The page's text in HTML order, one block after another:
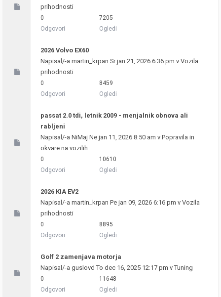
prihodnosti
0
Odgovori
7205
Ogledi
2026 Volvo EX60
Napisal/-a martin_krpan Sr jan 21, 2026 6:36 pm v Vozila
prihodnosti
0
Odgovori
8459
Ogledi
passat 2.0 tdi, letnik 2009 - menjalnik obnova ali
rabljeni
Napisal/-a NiMaj Ne jan 11, 2026 8:50 am v Popravila in
okvare na vozilih
0
Odgovori
10610
Ogledi
2026 KIA EV2
Napisal/-a martin_krpan Pe jan 09, 2026 6:16 pm v Vozila
prihodnosti
0
Odgovori
8895
Ogledi
Golf 2 zamenjava motorja
Napisal/-a guslovd To dec 16, 2025 12:17 pm vTuning
0
Odgovori
11648
Ogledi